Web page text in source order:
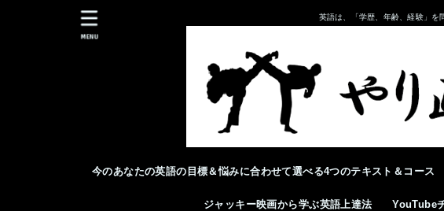
英語は、「学歴、年齢、経験」を
今のあなたの英語の目標＆悩みに合わせて選べる4つのテキスト＆コース
ジャッキー映画から学ぶ英語上達法 YouTube
MENU